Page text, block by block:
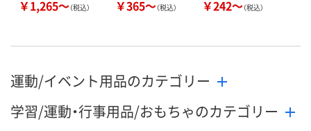
￥1,265～（税込） ￥365～（税込） ￥242～（税込）
運動/イベント用品のカテゴリー
学習/運動・行事用品/おもちゃのカテゴリー